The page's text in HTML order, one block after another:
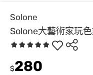
Solone
Solone大藝術家玩
$280